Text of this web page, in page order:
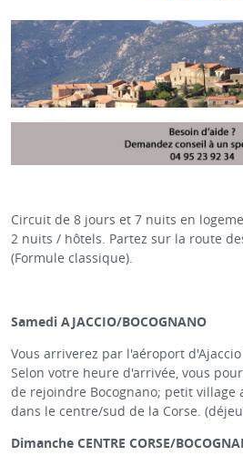
Circuit de 8 jours et 7 nuits en
2 nuits / hôtels. Partez sur la route
(Formule classique).
Samedi AJACCIO/BOCOGNANO
Vous arriverez par l'aéroport
Selon votre heure d'arrivée, vous
de rejoindre Bocognano; petit village
dans le centre/sud de la Corse.
Dimanche CENTRE CORSE/